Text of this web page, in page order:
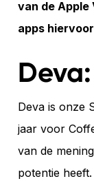
van de Apple
apps
Deva:
Deva is onze
jaar voor
van de
potentie